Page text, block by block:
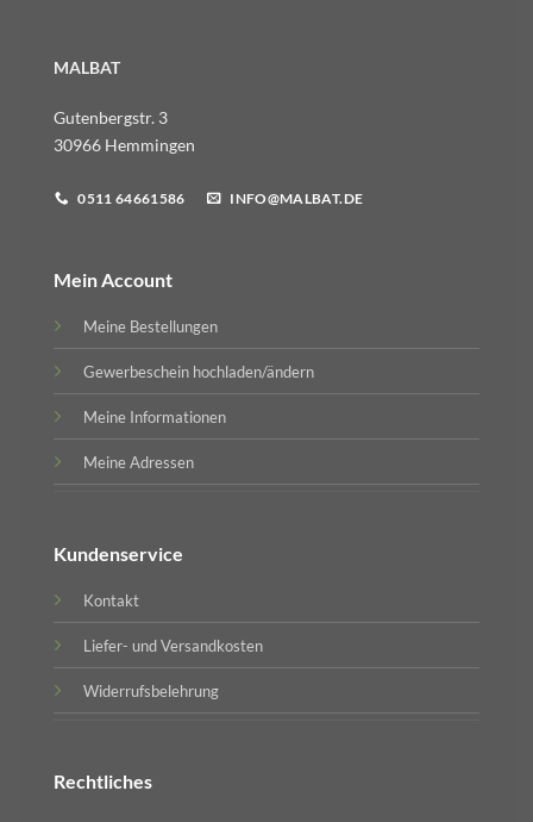
MALBAT
Gutenbergstr. 3
30966 Hemmingen
0511 64661586 INFO@MALBAT.DE
Mein Account
Meine Bestellungen
Gewerbeschein hochladen/ändern
Meine Informationen
Meine Adressen
Kundenservice
Kontakt
Liefer- und Versandkosten
Widerrufsbelehrung
Rechtliches